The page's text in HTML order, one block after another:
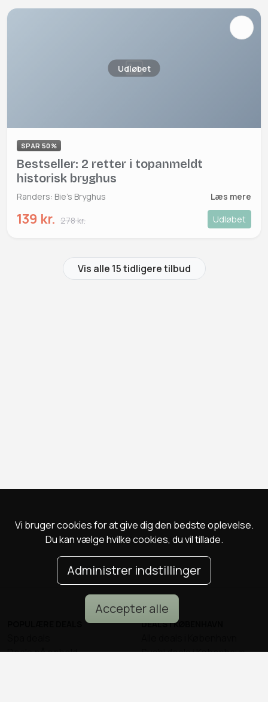
Vi bruger cookies for at give dig den bedste oplevelse.
Du kan vælge hvilke cookies, du vil tillade.
Administrer indstillinger
Accepter alle
Udløbet
SPAR 50%
Bestseller: 2 retter i topanmeldt
historisk bryghus
Randers: Bie's Bryghus Læs mere
139 kr. 278 kr. Udløbet
Vis alle 15 tidligere tilbud
Deals på ophold
DEALS I KØBENHAVN
Sushi deals i København